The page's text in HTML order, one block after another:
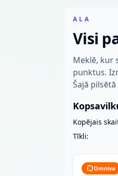
ALA
Visi
Meklē, kur
punktus.
Šajā
Kopējais
Tīkli:
Omniva